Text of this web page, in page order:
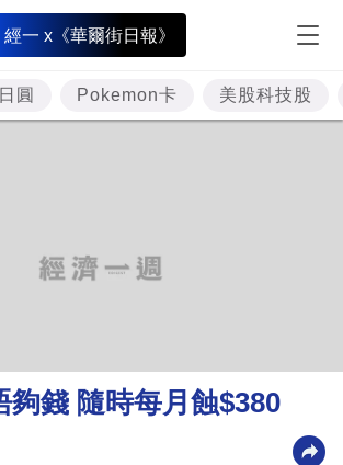
經一 x《華爾街日報》
日圓 Pokemon卡 美股科技股
夠錢 隨時每月蝕$380